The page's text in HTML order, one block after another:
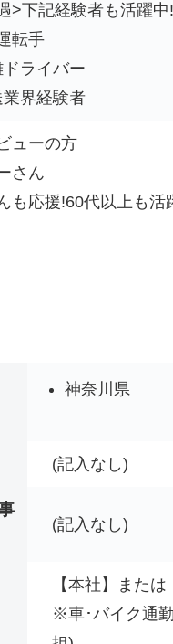
>下記経験者も活躍中!
転手
ライバー
界経験者
ューの方
さん
も応援!60代以上も活
神奈川県
(記入なし)
(記入なし)
【本社】または
※車･バイク通